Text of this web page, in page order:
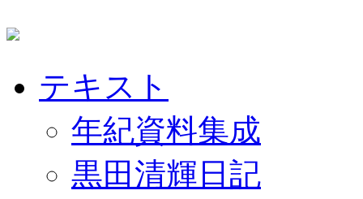
テキスト
年紀資料集成
黒田清輝日記